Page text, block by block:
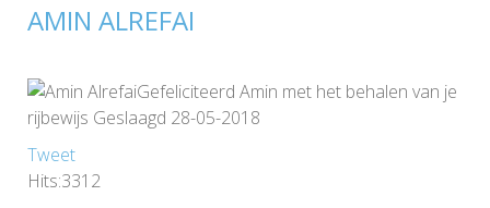
AMIN ALREFAI
Gefeliciteerd Amin met het behalen van je
rijbewijs Geslaagd 28-05-2018
Tweet
Hits:3312